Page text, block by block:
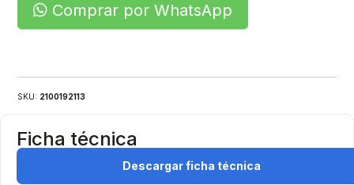
Comprar por WhatsApp
SKU: 2100192113
Ficha técnica
Descargar ficha técnica